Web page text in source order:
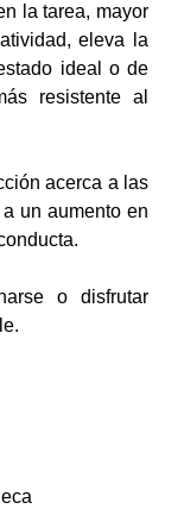
la tarea, mayor
eleva la
ideal o de
resistente al
acerca a las
un aumento en
o disfrutar